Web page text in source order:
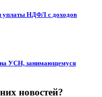
уплаты НДФЛ с доходов
на УСН, занимающемуся
новостей?